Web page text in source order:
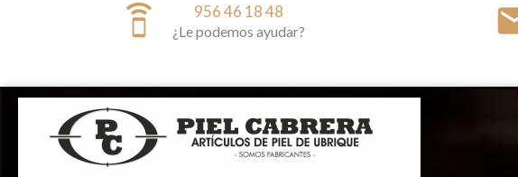
speaker_phone 956 46 18 48
¿Le podemos ayudar?